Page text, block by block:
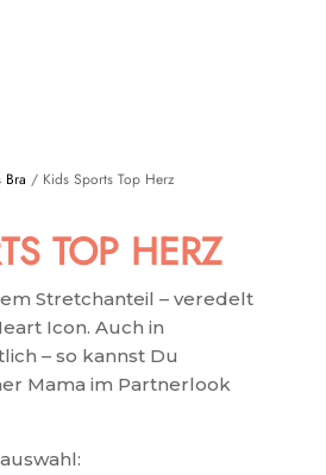
Bra / Kids Sports Top Herz
TOP HERZ
Stretchanteil – veredelt
Icon. Auch in
– so kannst Du
Mama im Partnerlook